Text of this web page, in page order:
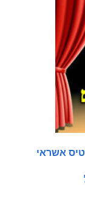
אשראי